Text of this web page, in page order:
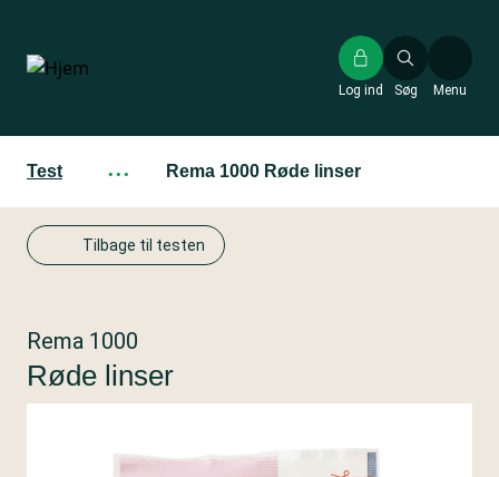
hovedindhold
Søg
Log ind Menu
Test ··· Rema 1000 Røde linser
Tilbage til testen
Rema 1000
Røde linser